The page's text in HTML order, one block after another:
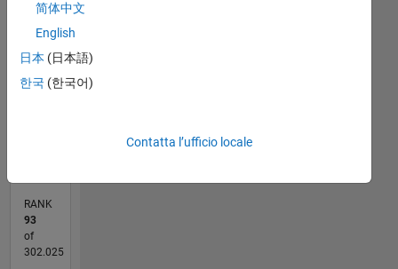
CONTRIBUTI
20
60
RANK
93
of
302.025
简体中文
English
日本 (日本語)
한국 (한국어)
Contatta l’ufficio locale